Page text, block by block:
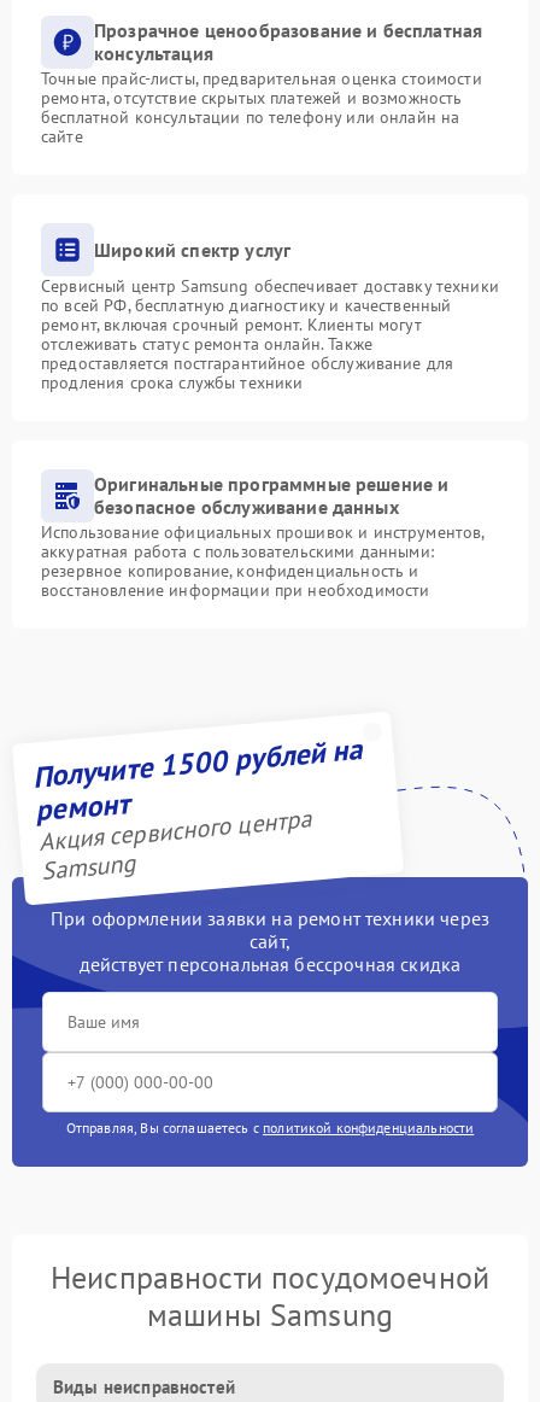
Прозрачное ценообразование и бесплатная
консультация
Точные прайс-листы, предварительная оценка стоимости
ремонта, отсутствие скрытых платежей и возможность
бесплатной консультации по телефону или онлайн на
сайте
Широкий спектр услуг
Сервисный центр Samsung обеспечивает доставку техники
по всей РФ, бесплатную диагностику и качественный
ремонт, включая срочный ремонт. Клиенты могут
отслеживать статус ремонта онлайн. Также
предоставляется постгарантийное обслуживание для
продления срока службы техники
Оригинальные программные решение и
безопасное обслуживание данных
Использование официальных прошивок и инструментов,
аккуратная работа с пользовательскими данными:
резервное копирование, конфиденциальность и
восстановление информации при необходимости
Получите 1500 рублей на
ремонт
Акция сервисного центра
Samsung
При оформлении заявки на ремонт техники через
сайт,
действует персональная бессрочная скидка
Отправляя, Вы соглашаетесь с политикой конфиденциальности
Неисправности посудомоечной
машины Samsung
Виды неисправностей